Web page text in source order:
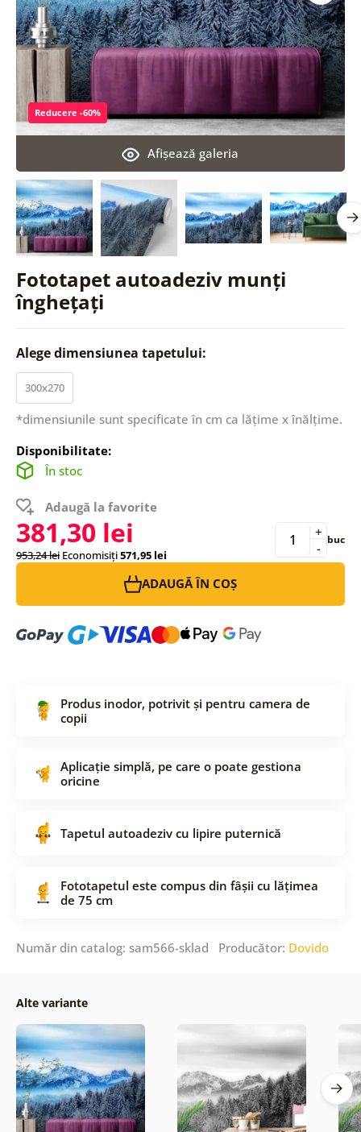
Fototapet autoadeziv munți
înghețați
Afişează galeria
Reducere -60%
Alege dimensiunea tapetului:
300x270
*dimensiunile sunt specificate în cm ca lățime x înălțime.
Disponibilitate:
În stoc
Adaugă la favorite
381,30 lei
953,24 lei Economisiți571,95 lei -
+ buc
ADAUGĂ ÎN COȘ
Produs inodor, potrivit și pentru camera de
copii
Aplicație simplă, pe care o poate gestiona
oricine
Tapetul autoadeziv cu lipire puternică
Fototapetul este compus din fâșii cu lățimea
de 75 cm
Număr din catalog: sam566-sklad Producător: Dovido
Alte variante